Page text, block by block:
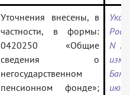
Уточнения внесены, в
частности, в формы:
0420250 «Общие
сведения о
негосударственном
пенсионном фонде»;
N